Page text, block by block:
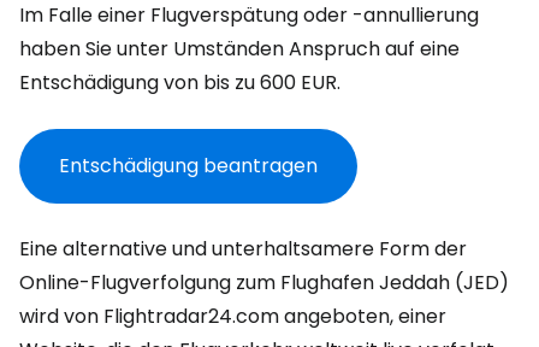
Im Falle einer Flugverspätung oder -annullierung
haben Sie unter Umständen Anspruch auf eine
Entschädigung von bis zu600 EUR.
Entschädigung beantragen
Eine alternative und unterhaltsamere Form der
Online-Flugverfolgung zum Flughafen Jeddah (JED)
wird von Flightradar24.com angeboten, einer